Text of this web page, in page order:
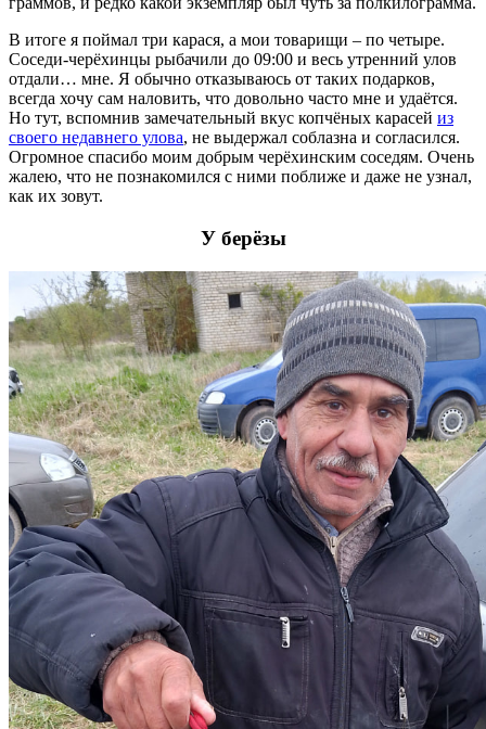
В итоге я поймал три карася, а мои товарищи – по четыре.
Соседи-черёхинцы рыбачили до 09:00 и весь утренний улов
отдали… мне. Я обычно отказываюсь от таких подарков,
всегда хочу сам наловить, что довольно часто мне и удаётся.
Но тут, вспомнив замечательный вкус копчёных карасей из
своего недавнего улова, не выдержал соблазна и согласился.
Огромное спасибо моим добрым черёхинским соседям. Очень
жалею, что не познакомился с ними поближе и даже не узнал,
как их зовут.
У берёзы